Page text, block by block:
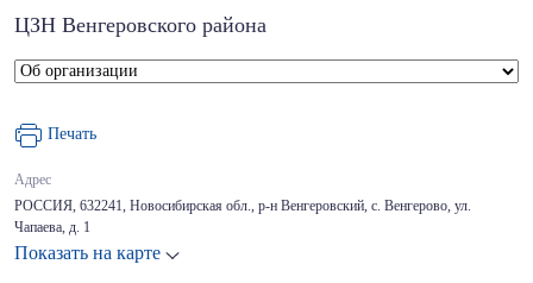
ЦЗН Венгеровского района
Печать
Адрес
РОССИЯ, 632241, Новосибирская обл., р-н Венгеровский, с. Венгерово, ул.
Чапаева, д. 1
Показать на карте